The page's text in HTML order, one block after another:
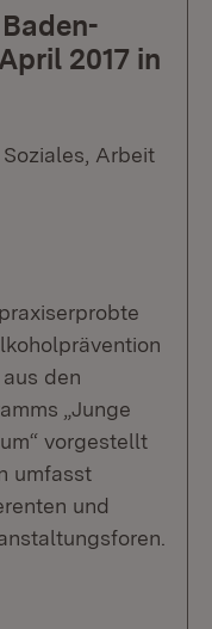
2017 in
Arbeit
den
„Junge
vorgestellt
umfasst
und